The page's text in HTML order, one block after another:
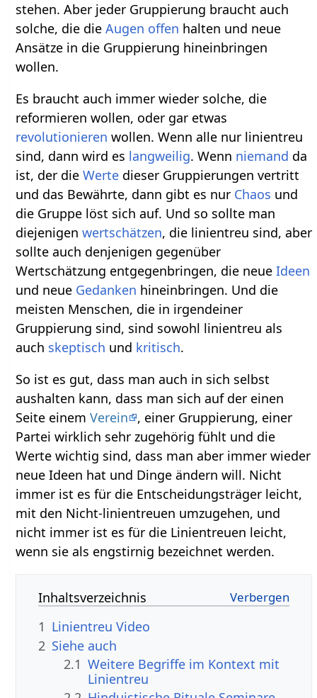
stehen. Aber jeder Gruppierung braucht auch
solche, die dieAugen offen halten und neue
Ansätze in die Gruppierung hineinbringen
wollen.
Es braucht auch immer wieder solche, die
reformieren wollen, oder gar etwas
revolutionieren wollen. Wenn alle nur linientreu
sind, dann wird es langweilig. Wenn niemand da
ist, der dieWerte dieser Gruppierungen vertritt
und das Bewährte, dann gibt es nur Chaos und
die Gruppe löst sich auf. Und so sollte man
diejenigenwertschätzen, die linientreu sind, aber
sollte auch denjenigen gegenüber
Wertschätzung entgegenbringen, die neueIdeen
und neue Gedanken hineinbringen. Und die
meisten Menschen, die in irgendeiner
Gruppierung sind, sind sowohl linientreu als
auch skeptisch und kritisch.
So ist es gut, dass man auch in sich selbst
aushalten kann, dass man sich auf der einen
Seite einemVerein
, einer Gruppierung, einer
Partei wirklich sehr zugehörig fühlt und die
Werte wichtig sind, dass man aber immer wieder
neue Ideen hat und Dinge ändern will. Nicht
immer ist es für die Entscheidungsträger leicht,
mit den Nicht-linientreuen umzugehen, und
nicht immer ist es für die Linientreuen leicht,
wenn sie als engstirnig bezeichnet werden.
Inhaltsverzeichnis
1
Linientreu‏‎ Video
2 Siehe auch
2.1 Weitere Begriffe im Kontext mit